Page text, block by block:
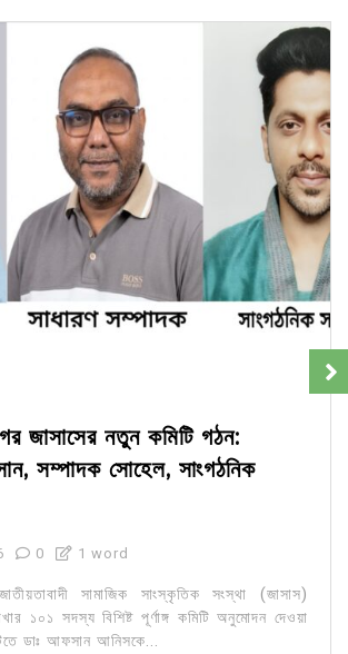
জাসাসের নতুন কমিটি গঠন:
সম্পাদক সোহেল, সাংগঠনিক
0 1 word
সামাজিক সাংস্কৃতিক সংস্থা (জাসাস)
১০১ সদস্য বিশিষ্ট পূর্ণাঙ্গ কমিটি অনুমোদন দেওয়া
ডাঃ আফসান আনিসকে...